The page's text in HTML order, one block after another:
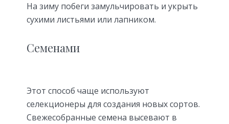
На зиму побеги замульчировать и укрыть
сухими листьями или лапником.
Семенами
Этот способ чаще используют
селекционеры для создания новых сортов.
Свежесобранные семена высевают в